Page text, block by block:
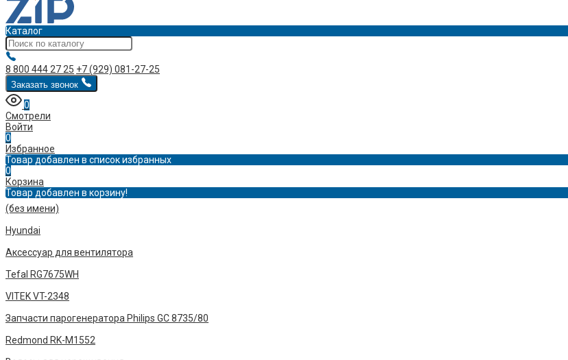
Каталог
8 800 444 27 25 +7 (929) 081-27-25
Заказать звонок
0
Смотрели
Войти
0
Избранное
Товар добавлен в список избранных
0
Корзина
Товар добавлен в корзину!
(без имени)
Hyundai
Аксессуар для вентилятора
Tefal RG7675WH
VITEK VT-2348
Запчасти парогенератора Philips GC 8735/80
Redmond RK-M1552